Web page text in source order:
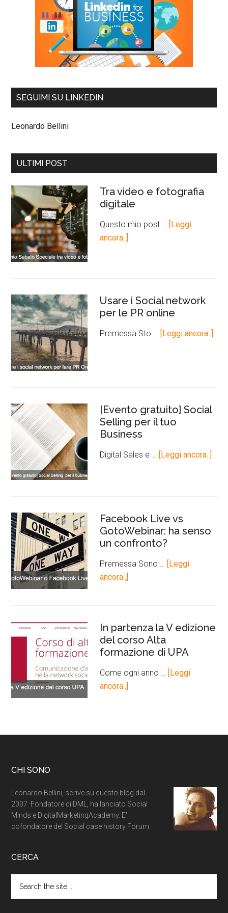
SEGUIMI SU LINKEDIN
Leonardo Bellini
ULTIMI POST
Tra video e fotografia
digitale
Questo mio post …
[Leggi
ancora..]
Usare i Social network
per le PR online
Premessa Sto … [Leggi ancora..]
[Evento gratuito] Social
Selling per il tuo
Business
Digital Sales e … [Leggi ancora..]
Facebook Live vs
GotoWebinar: ha senso
un confronto?
Premessa Sono …
[Leggi
ancora..]
In partenza la V edizione
del corso Alta
formazione di UPA
Come ogni anno …
[Leggi
ancora..]
CHI SONO
Leonardo Bellini, scrive su questo blog dal
2007. Fondatore di DML, ha lanciato Social
Minds e DigitalMarketingAcademy. E'
cofondatore del Social case history Forum.
CERCA